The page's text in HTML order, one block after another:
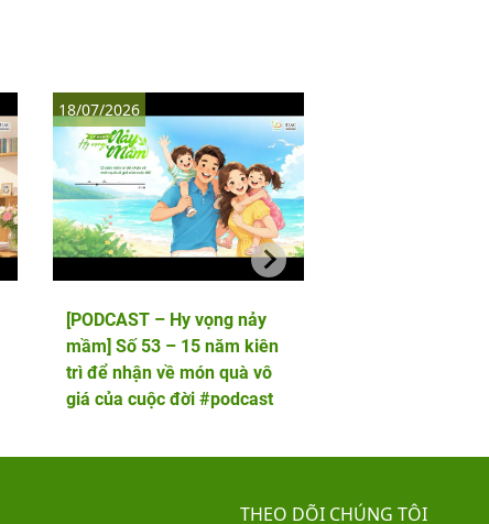
[PODCAST – Hy vọng nảy
mầm] Số 53 – 15 năm kiên
trì để nhận về món quà vô
giá của cuộc đời #podcast
18/07/2026
THEO DÕI CHÚNG TÔI